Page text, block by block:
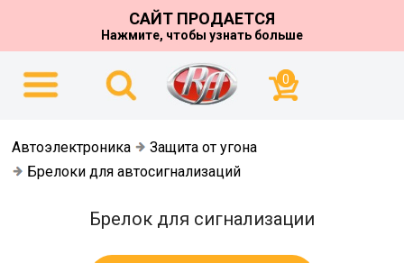
САЙТ ПРОДАЕТСЯ
Нажмите, чтобы узнать больше
0
Автоэлектроника
Защита от угона
Брелоки для автосигнализаций
Брелок для сигнализации